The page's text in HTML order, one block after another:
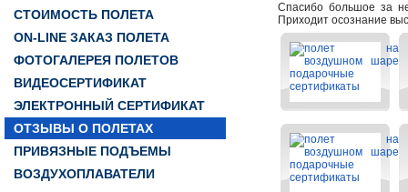
СТОИМОСТЬ ПОЛЕТА
ON-LINE ЗАКАЗ ПОЛЕТА
ФОТОГАЛЕРЕЯ ПОЛЕТОВ
ВИДЕОСЕРТИФИКАТ
ЭЛЕКТРОННЫЙ СЕРТИФИКАТ
ОТЗЫВЫ О ПОЛЕТАХ
ПРИВЯЗНЫЕ ПОДЪЕМЫ
ВОЗДУХОПЛАВАТЕЛИ
Спасибо большое за
Приходит осознание